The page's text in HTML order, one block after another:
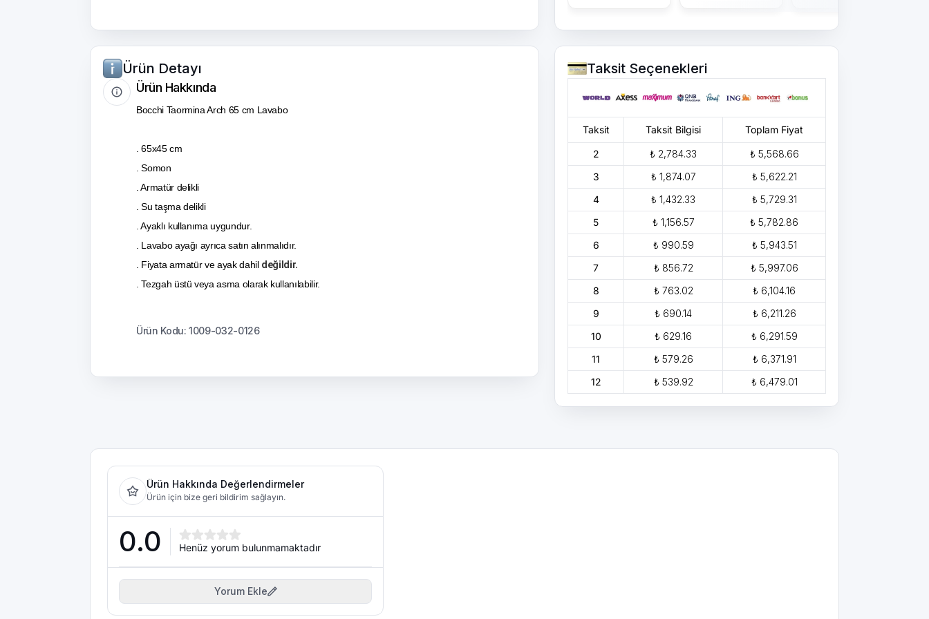
Ürün Detayı
Ürün Hakkında
Bocchi Taormina Arch 65 cm Lavabo
. 65x45 cm
. Somon
. Armatür delikli
. Su taşma delikli
. Ayaklı kullanıma uygundur.
. Lavabo ayağı ayrıca satın alınmalıdır.
. Fiyata armatür ve ayak dahil değildir.
. Tezgah üstü veya asma olarak kullanılabilir.
Ürün Kodu: 1009-032-0126
Taksit Seçenekleri
Taksit Taksit Bilgisi Toplam Fiyat
2 ₺ 2,784.33
₺ 5,568.66
3
₺ 1,874.07
₺ 5,622.21
4
₺ 1,432.33
₺ 5,729.31
5
₺ 1,156.57
₺ 5,782.86
6
₺ 990.59
₺ 5,943.51
7
₺ 856.72
₺ 5,997.06
8
₺ 763.02
₺ 6,104.16
9
₺ 690.14
₺ 6,211.26
10
₺ 629.16
₺ 6,291.59
11
₺ 579.26
₺ 6,371.91
12
₺ 539.92 ₺ 6,479.01
Ürün Hakkında Değerlendirmeler
Ürün için bize geri bildirim sağlayın.
0.0 Henüz yorum bulunmamaktadır
Yorum Ekle